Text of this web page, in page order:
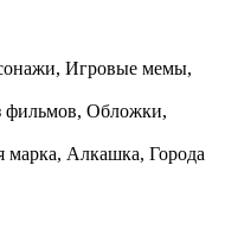
Игровые мемы,
фильмов, Обложки,
марка, Алкашка, Города